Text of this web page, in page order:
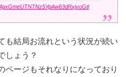
も結局お流れという状況が続い
しょう？
ページもそれなりになっており